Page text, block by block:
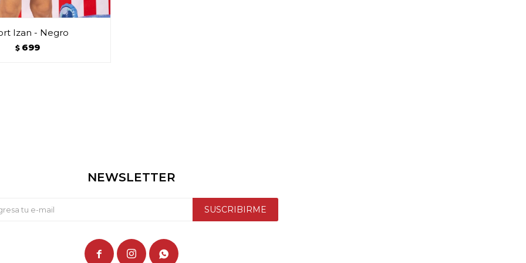
Izan - Negro
$ 699
NEWSLETTER
SUSCRIBIRME
  